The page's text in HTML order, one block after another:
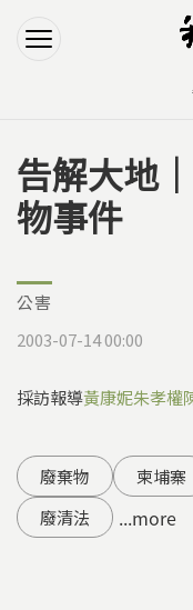
您在這裡
告解大地
物事件
公害
2003-07-14 00:00
採訪報導黃康妮朱孝權
廢棄物 柬埔寨
廢清法
...more